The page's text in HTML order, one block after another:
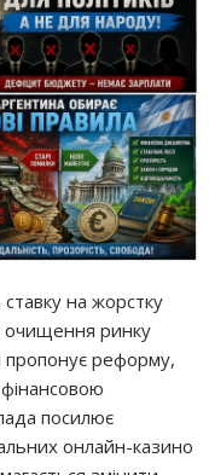
на жорстку
очищення ринку
пропонує реформу,
фінансовою
посилює
онлайн-казино